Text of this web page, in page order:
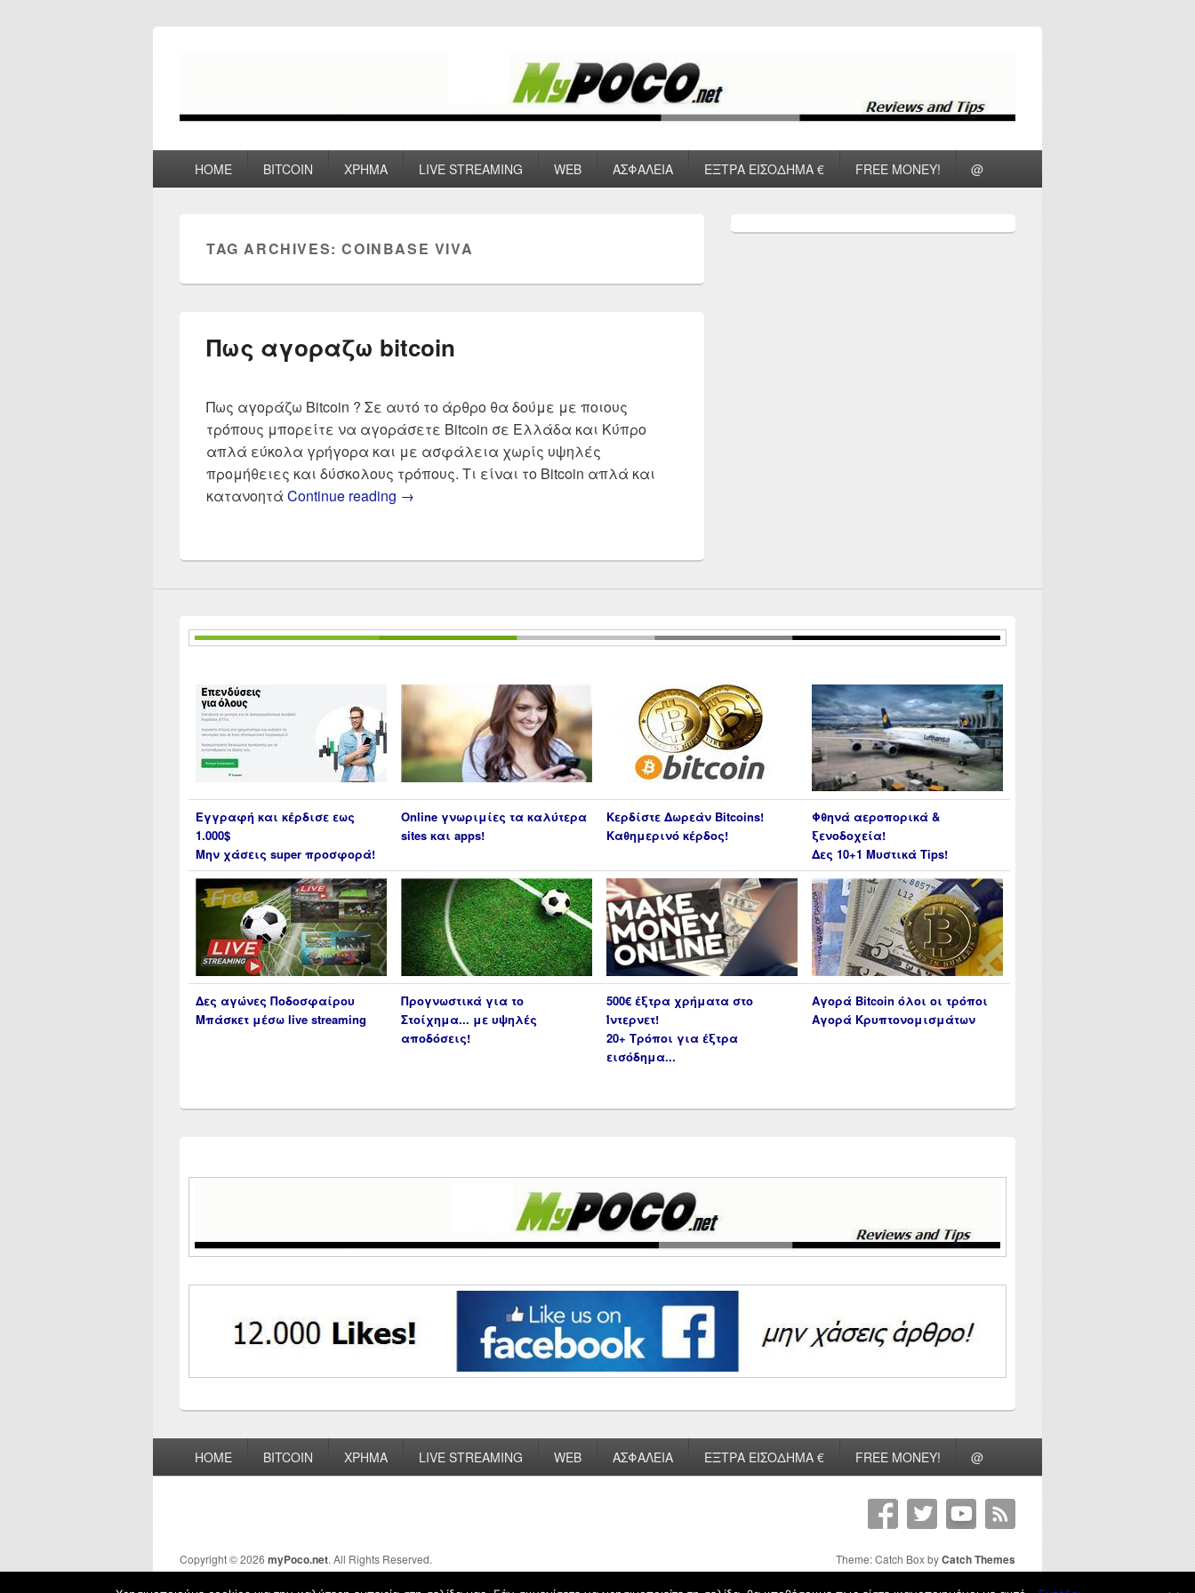
HOME BITCOIN ΧΡΗΜΑ LIVE STREAMING WEB ΑΣΦΑΛΕΙΑ ΕΞΤΡΑ ΕΙΣΟΔΗΜΑ € FREE MONEY! @
TAG ARCHIVES:COINBASE VIVA
Πως αγοραζω bitcoin
Πως αγοράζω Bitcoin ? Σε αυτό το άρθρο θα δούμε με ποιους
τρόπους μπορείτε να αγοράσετε Bitcoin σε Ελλάδα και Κύπρο
απλά εύκολα γρήγορα και με ασφάλεια χωρίς υψηλές
προμήθειες και δύσκολους τρόπους. Τι είναι το Bitcoin απλά και
κατανοητά Continue reading Πως αγοραζω bitcoin
→
Sidebar
Εγγραφή και κέρδισε εως
1.000$
Μην χάσεις super προσφορά!
Online γνωριμίες τα καλύτερα
sites και apps!
Κερδίστε Δωρεάν Bitcoins!
Καθημερινό κέρδος!
Φθηνά αεροπορικά &
ξενοδοχεία!
Δες 10+1 Μυστικά Tips!
Δες αγώνες Ποδοσφαίρου
Μπάσκετ μέσω live streaming
Προγνωστικά για το
Στοίχημα... με υψηλές
αποδόσεις!
500€ έξτρα χρήματα στο
Ίντερνετ!
20+ Τρόποι για έξτρα
εισόδημα...
Αγορά Bitcoin όλοι οι τρόποι
Αγορά Κρυπτονομισμάτων
HOME BITCOIN ΧΡΗΜΑ LIVE STREAMING WEB ΑΣΦΑΛΕΙΑ ΕΞΤΡΑ ΕΙΣΟΔΗΜΑ € FREE MONEY! @
Copyright © 2026 myPoco.net. All Rights Reserved. Theme: Catch Box byCatch Themes